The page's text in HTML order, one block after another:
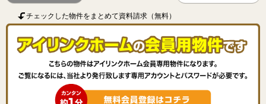
チェックした物件をまとめて資料請求（無料）